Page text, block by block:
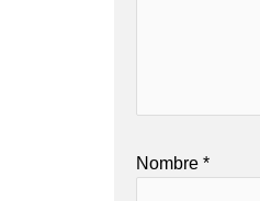
Nombre *